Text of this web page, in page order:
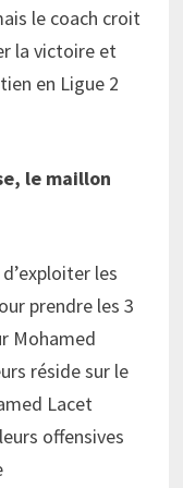
le coach croit
la victoire et
en Ligue 2
le maillon
les
prendre les 3
Mohamed
réside sur le
Lacet
offensives